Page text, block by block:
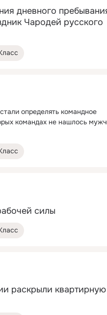
дневного
Чародей русского
определять командное
командах не нашлось
силы
раскрыли квартирную